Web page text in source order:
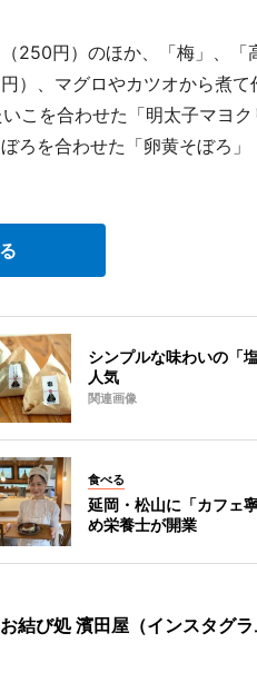
250円）のほか、「梅」、「
）、マグロやカツオから煮て
こを合わせた「明太子マヨク
ろを合わせた「卵黄そぼろ
シンプルな味わいの「
人気
関連画像
食べる
延岡・松山に「カフェ
め栄養士が開業
お結び処 濱田屋（インスタグラ